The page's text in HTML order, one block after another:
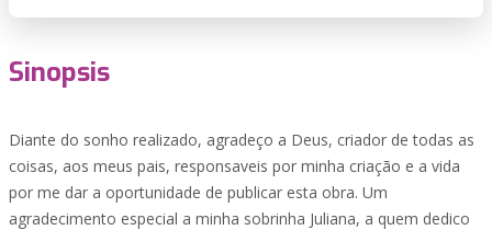
Sinopsis
Diante do sonho realizado, agradeço a Deus, criador de todas as
coisas, aos meus pais, responsaveis por minha criação e a vida
por me dar a oportunidade de publicar esta obra. Um
agradecimento especial a minha sobrinha Juliana, a quem dedico